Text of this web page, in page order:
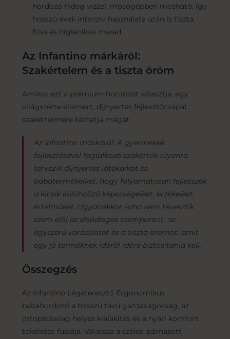
hordozó hideg vízzel, mosógépben mosható, így
hosszú évek intenzív használata után is tiszta,
friss és higiénikus marad.
Az Infantino márkáról:
Szakértelem és a tiszta öröm
Amikor ezt a prémium hordozót választja, egy
világszerte elismert, díjnyertes fejlesztőcsapat
szakértelmére bízhatja magát:
Az Infantino márkáról: A gyermekek
fejlesztésével foglalkozó szakértők olyanra
tervezik díjnyertes játékaikat és
babatermékeiket, hogy folyamatosan fejlesszék
a kicsik különböző képességeiket, érzékeiket,
értelmüket. Ugyanakkor soha nem tévesztik
szem elől az elsődleges szempontot: az
egyszerű varázslatot és a tiszta örömöt, amit
egy jó terméknek időről időre biztosítania kell.
Összegzés
Az Infantino Légáteresztő Ergonomikus
babahordozó a hosszú távú gazdaságosság, az
ortopédiailag helyes kialakítás és a nyári komfort
tökéletes fúziója. Válassza a széles, párnázott